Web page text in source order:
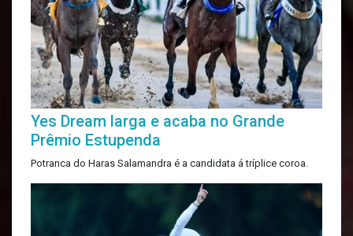
Yes Dream larga e acaba no Grande
Prêmio Estupenda
Potranca do Haras Salamandra é a candidata á tríplice coroa.